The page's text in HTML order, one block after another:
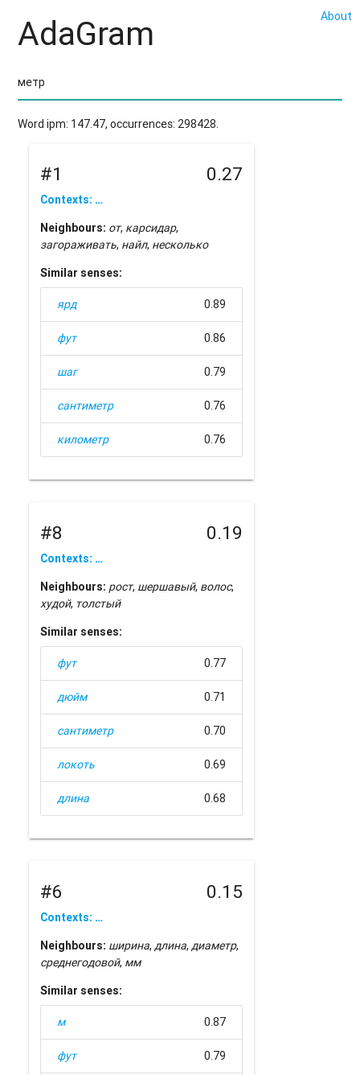
About
AdaGram
Word ipm: 147.47, occurrences: 298428.
#1 0.27
Contexts: …
Neighbours: от, карсидар,
загораживать, найл, несколько
Similar senses:
ярд 0.89
фут 0.86
шаг 0.79
сантиметр 0.76
километр 0.76
#8 0.19
Contexts: …
Neighbours: рост, шершавый, волос,
худой, толстый
Similar senses:
фут 0.77
дюйм 0.71
сантиметр 0.70
локоть 0.69
длина 0.68
#6 0.15
Contexts: …
Neighbours: ширина,длина,диаметр,
среднегодовой, мм
Similar senses:
м 0.87
фут 0.79